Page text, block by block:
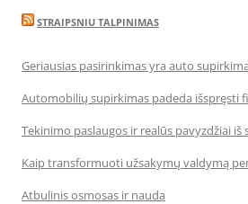
STRAIPSNIU TALPINIMAS
Geriausias pasirinkimas yra auto
Automobilių supirkimas padeda išspręsti
Tekinimo paslaugos ir realūs pavyzdžiai
Kaip transformuoti užsakymų valdymą
Atbulinis osmosas ir nauda